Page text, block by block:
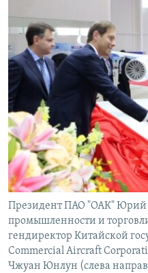
Президент ПАО "ОАК" Юрий
промышленности и
гендиректор Китайской
Commercial Aircraft
Чжуан Юнлун (слева